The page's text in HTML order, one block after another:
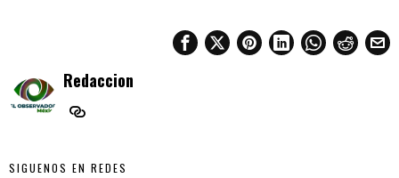
Redaccion
SIGUENOS EN REDES